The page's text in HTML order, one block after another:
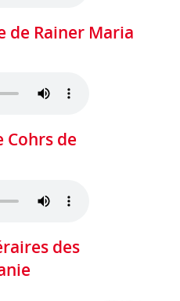
de Rainer Maria
Cohrs de
des